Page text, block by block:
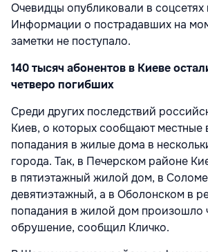
Очевидцы опубликовали в
Информации о пострадавших на
заметки не поступало.
140 тысяч абонентов в Киеве
четверо погибших
Среди других последствий
Киев, о которых сообщают местные
попадания в жилые дома в
города. Так, в Печерском районе
в пятиэтажный жилой дом, в
девятиэтажный, а в Оболонском в
попадания в жилой дом произошло
обрушение, сообщил Кличко.